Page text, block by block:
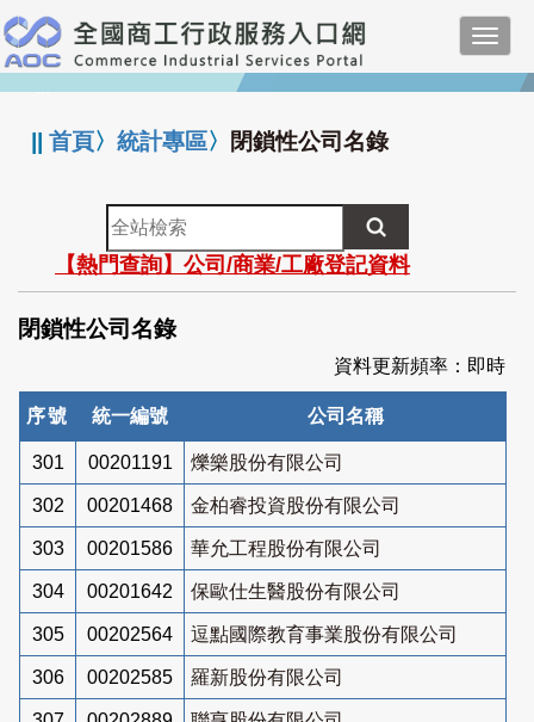
跳
到
主
要
:::
||首頁〉統計專區〉 閉鎖性公司名錄
全
站
檢
索
【熱門查詢】公司/商業/工廠登記資料
閉鎖性公司名錄
資料更新頻率：即時
序號 統一編號 公司名稱
301 00201191 爍樂股份有限公司
302 00201468 金柏睿投資股份有限公司
303 00201586 華允工程股份有限公司
304 00201642 保歐仕生醫股份有限公司
305 00202564 逗點國際教育事業股份有限公司
306 00202585 羅新股份有限公司